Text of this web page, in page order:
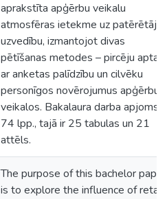
aprakstīta apģērbu veikalu
atmosfēras ietekme uz patērētāju
uzvedību, izmantojot divas
pētīšanas metodes – pircēju
ar anketas palīdzību un cilvēku
personīgos novērojumus apģērbu
veikalos. Bakalaura darba apjoms ir
74 lpp., tajā ir 25 tabulas un 21
attēls.
The purpose of this bachelor paper
is to explore the influence of retail